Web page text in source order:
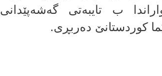
ب تایبەتی گەشەپێدانی
کوردستانێ دەربڕی.